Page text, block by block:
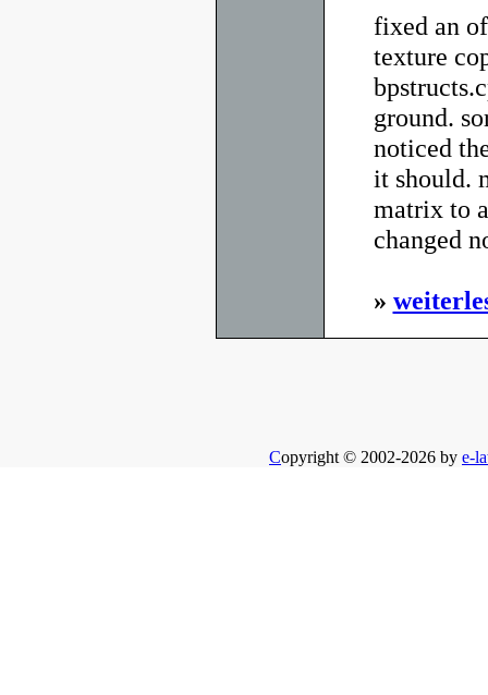
fixed an
texture
ground.
noticed
it should.
matrix to
changed
»
Copyright © 2002-2026 by e-